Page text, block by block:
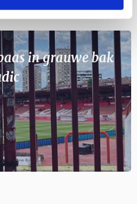
in grauwe bak